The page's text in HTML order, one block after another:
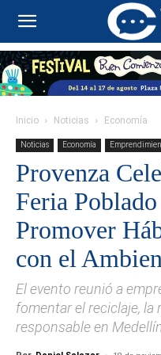
Inicio Noticias Economía
Noticias Economía
Provenza
Feria
Promover
con el
El evento reunió a
fomentar el reciclaje,
responsable en